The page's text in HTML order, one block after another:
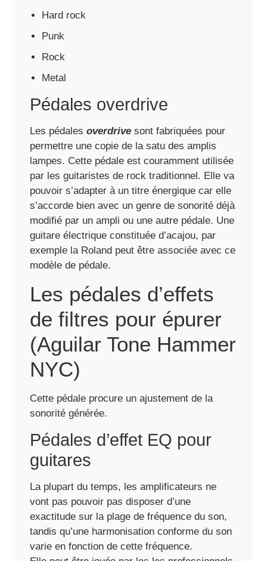
pouvoir s’adapter à un titre énergique car elle
modifié par un ampli ou une autre pédale. Une
guitare électrique constituée d’acajou, par
modèle de pédale.
Les pédales d’effets
de filtres pour épurer
(Aguilar Tone Hammer
NYC)
Cette pédale procure un ajustement de la
sonorité générée.
Pédales d’effet EQ pour
La plupart du temps, les amplificateurs ne
vont pas pouvoir pas disposer d’une
exactitude sur la plage de fréquence du son,
tandis qu’une harmonisation conforme du son
varie en fonction de cette fréquence.
Elle peut être jouée par les les professionnels
ou des néophytes.
Pédales Pitch shifter et
harmoniseur
Cette pédale donne une texture sonore de
genre analogique.
Les pédales d’effet
wahwah
Elle est aussi connue sous l’appellation